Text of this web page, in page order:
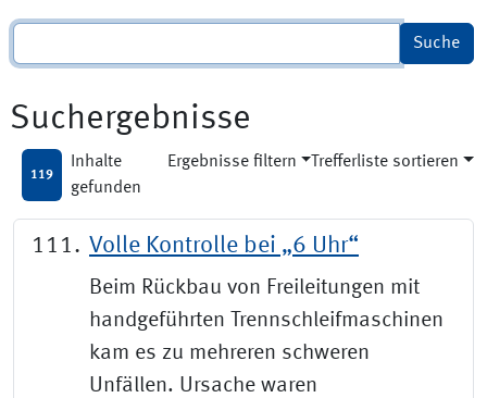
Suchergebnisse
119
Inhalte
gefunden
Ergebnisse filtern Trefferliste sortieren
Volle Kontrolle bei „6 Uhr“
Beim Rückbau von Freileitungen mit
handgeführten Trennschleifmaschinen
kam es zu mehreren schweren
Unfällen. Ursache waren